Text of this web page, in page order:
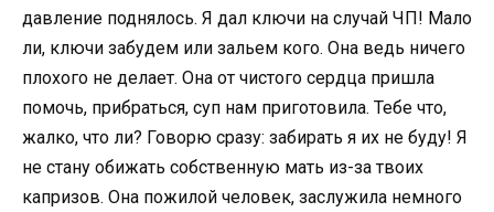
давление поднялось. Я дал ключи на случай ЧП! Мало
ли, ключи забудем или зальем кого. Она ведь ничего
плохого не делает. Она от чистого сердца пришла
помочь, прибраться, суп нам приготовила. Тебе что,
жалко, что ли? Говорю сразу: забирать я их не буду! Я
не стану обижать собственную мать из-за твоих
капризов. Она пожилой человек, заслужила немного